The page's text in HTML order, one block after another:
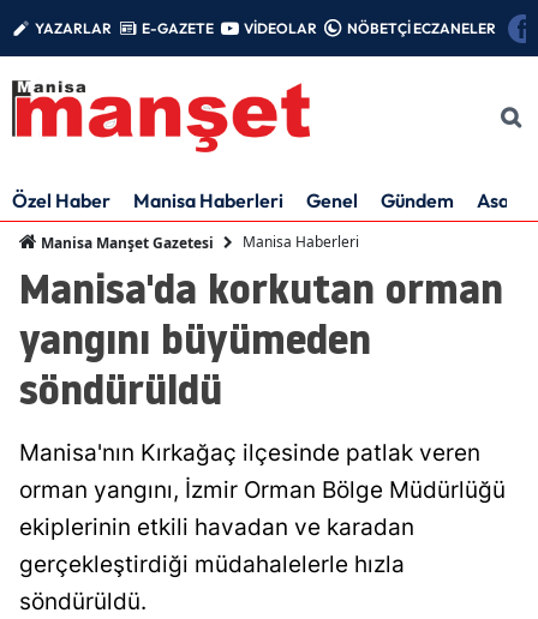
YAZARLAR E-GAZETE VİDEOLAR NÖBETÇİ ECZANELER
Özel Haber Manisa Haberleri Genel Gündem Asayiş
Manisa Manşet Gazetesi Manisa Haberleri
Manisa'da korkutan orman
yangını büyümeden
söndürüldü
Manisa'nın Kırkağaç ilçesinde patlak veren
orman yangını, İzmir Orman Bölge Müdürlüğü
ekiplerinin etkili havadan ve karadan
gerçekleştirdiği müdahalelerle hızla
söndürüldü.